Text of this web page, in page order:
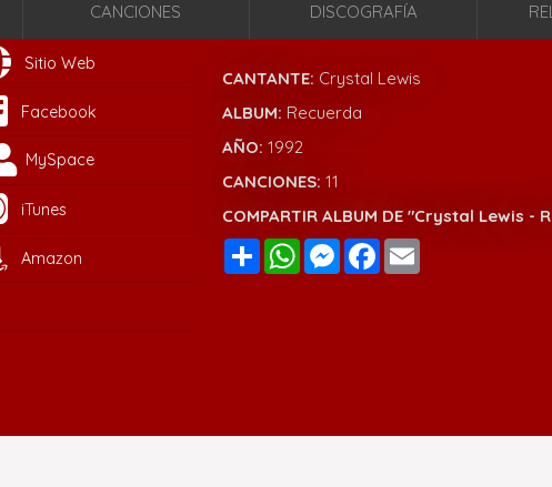
CANCIONES DISCOGRAFÍA
Sitio Web
Facebook
MySpace
iTunes
Amazon
CANTANTE: Crystal Lewis
ALBUM: Recuerda
AÑO:1992
CANCIONES:11
COMPARTIR ALBUM DE "Crystal Lewis -
Compartir
WhatsAppMessenger
Facebook